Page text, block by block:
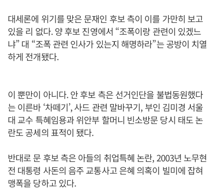
대세론에 위기를 맞은 문재인 후보 측이 이를 가만히 보고
있을 리 없다. 양 후보 진영에서 “조폭이랑 관련이 있겠느
냐” 대 “조폭 관련 인사가 있는지 해명하라”는 공방이 치열
하게 전개됐다.
이 뿐만이 아니다. 안 후보 측은 선거인단을 불법동원했다
는 이른바 ‘차떼기’, 사드 관련 말바꾸기, 부인 김미경 서울
대 교수 특혜임용과 위안부 할머니 빈소방문 당시 태도 논
란도 공세의 표적이 됐다.
반대로 문 후보 측은 아들의 취업특혜 논란, 2003년 노무현
전 대통령 사돈의 음주 교통사고 은혜 의혹이 빌미에 잡혀
맹폭을 당하고 있다.